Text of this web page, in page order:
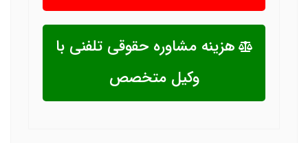
هزینه مشاوره حقوقی تلفنی با
وکیل متخصص